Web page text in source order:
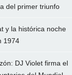
del primer triunfo
y la histórica noche
1974
DJ Violet firma el